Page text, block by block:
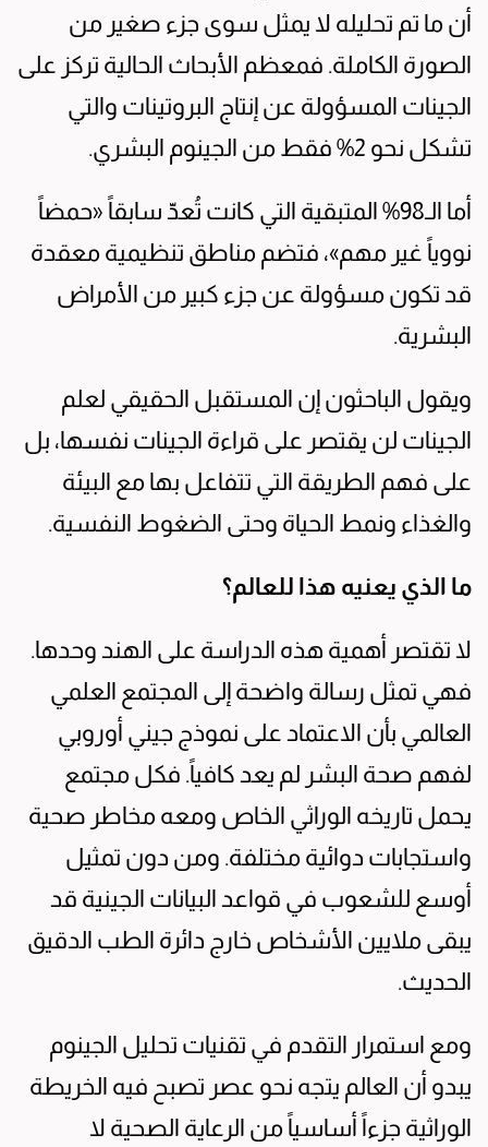
أن ما تم تحليله لا يمثل سوى جزء صغير من
الصورة الكاملة. فمعظم الأبحاث الحالية تركز على
الجينات المسؤولة عن إنتاج البروتينات والتي
تشكل نحو 2% فقط من الجينوم البشري.
أما الـ98% المتبقية التي كانت تُعدّ سابقاً «حمضاً
نووياً غير مهم»، فتضم مناطق تنظيمية معقدة
قد تكون مسؤولة عن جزء كبير من الأمراض
البشرية.
ويقول الباحثون إن المستقبل الحقيقي لعلم
الجينات لن يقتصر على قراءة الجينات نفسها، بل
على فهم الطريقة التي تتفاعل بها مع البيئة
والغذاء ونمط الحياة وحتى الضغوط النفسية.
ما الذي يعنيه هذا للعالم؟
لا تقتصر أهمية هذه الدراسة على الهند وحدها.
فهي تمثل رسالة واضحة إلى المجتمع العلمي
العالمي بأن الاعتماد على نموذج جيني أوروبي
لفهم صحة البشر لم يعد كافياً. فكل مجتمع
يحمل تاريخه الوراثي الخاص ومعه مخاطر صحية
واستجابات دوائية مختلفة. ومن دون تمثيل
أوسع للشعوب في قواعد البيانات الجينية قد
يبقى ملايين الأشخاص خارج دائرة الطب الدقيق
الحديث.
ومع استمرار التقدم في تقنيات تحليل الجينوم
يبدو أن العالم يتجه نحو عصر تصبح فيه الخريطة
الوراثية جزءاً أساسياً من الرعاية الصحية لا